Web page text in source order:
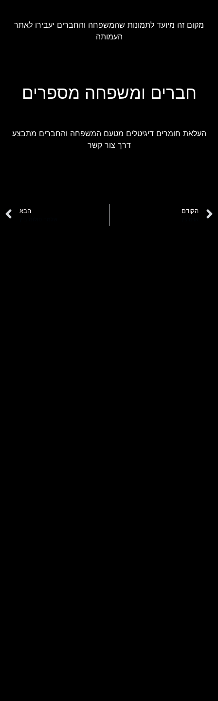
מקום זה מיועד לתמונות שהמשפחה והחברים יעבירו לאתר
העמותה
חברים ומשפחה מספרים
העלאת חומרים דיגיטלים מטעם המשפחה והחברים מתבצע
דרך צור קשר
הקודם הבא